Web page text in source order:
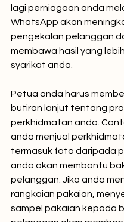
lagi perniagaan anda
WhatsApp akan
pengekalan pelanggan
membawa hasil yang
syarikat anda.
Petua anda harus
butiran lanjut tentang
perkhidmatan anda.
anda menjual
termasuk foto daripada
anda akan membantu
pelanggan. Jika anda
rangkaian pakaian,
sampel pakaian kepada